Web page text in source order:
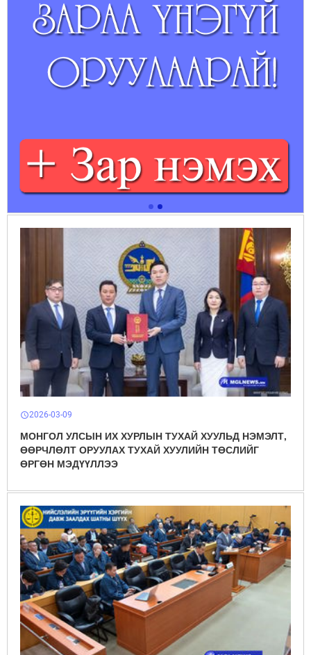
schedule2026-03-09
МОНГОЛ УЛСЫН ИХ ХУРЛЫН ТУХАЙ ХУУЛЬД НЭМЭЛТ,
ӨӨРЧЛӨЛТ ОРУУЛАХ ТУХАЙ ХУУЛИЙН ТӨСЛИЙГ
ӨРГӨН МЭДҮҮЛЛЭЭ